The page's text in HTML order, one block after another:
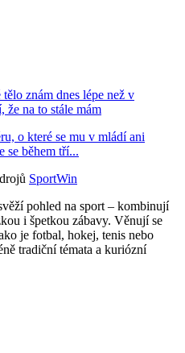
znám dnes lépe než v
že na to stále mám
o které se mu v mládí ani
se během tří...
SportWin
pohled na sport – kombinují
i špetkou zábavy. Věnují se
je fotbal, hokej, tenis nebo
tradiční témata a kuriózní